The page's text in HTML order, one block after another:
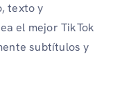
texto y
el mejor TikTok
subtítulos y